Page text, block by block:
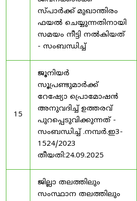
സ്പാർക്ക് മുഖാന്തിരം
ഫയൽ ചെയ്യുന്നതിനായി
സമയം നീട്ടി നൽകിയത്
- സംബന്ധിച്ച്
15
ജൂനിയർ
സൂപ്രണ്ടുമാർക്ക്
റേഷ്യോ പ്രൊമോഷൻ
അനുവദിച്ച് ഉത്തരവ്
പുറപ്പെടുവിക്കുന്നത് -
സംബന്ധിച്ച് .നമ്പർ.ഇ3-
1524/2023
തീയതി:24.09.2025
ജില്ലാ തലത്തിലും
സംസ്ഥാന തലത്തിലും